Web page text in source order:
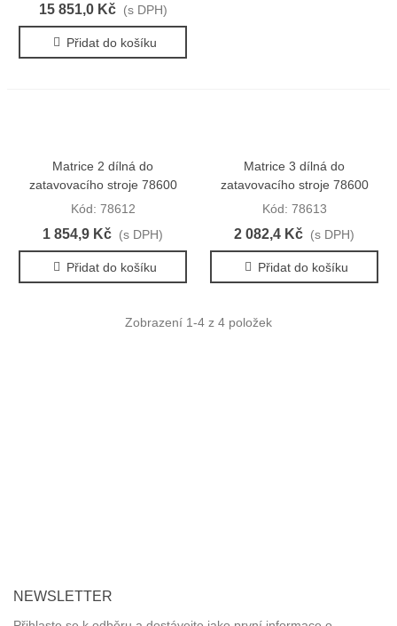
15 851,0 Kč (s DPH)
Přidat do košíku
Matrice 2 dílná do
zatavovacího stroje 78600
Kód: 78612
1 854,9 Kč (s DPH)
Přidat do košíku
Matrice 3 dílná do
zatavovacího stroje 78600
Kód: 78613
2 082,4 Kč (s DPH)
Přidat do košíku
Zobrazení 1-4 z 4 položek
NEWSLETTER